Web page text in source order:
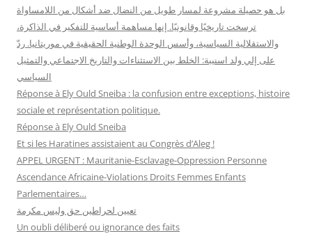
بل هو حصيلة مشروعة لمسار طويل من النضال ضد أشكال من اللامساواة
ترسخت تاريخيًا وقانونيًا. إنها مساهمة أساسية للتفكير في الذاكرة،
والاستقلالية السياسية، وأسس الوحدة الوطنية الحقيقية في موريتانيا. ردّ
على إلي ولد اسنيبة: الخلط بين الاستثناءات والتاريخ الاجتماعي والتمثيل
السياسي
Réponse à Ely Ould Sneiba : la confusion entre exceptions, histoire
sociale et représentation politique.
Réponse à Ely Ould Sneiba
Et si les Haratines assistaient au Congrès d’Aleg !
APPEL URGENT : Mauritanie-Esclavage-Oppression Personne
Ascendance Africaine-Violations Droits Femmes Enfants
Parlementaires…
تعيين لحراطين حق وليس مكرمة
Un oubli déliberé ou ignorance des faits